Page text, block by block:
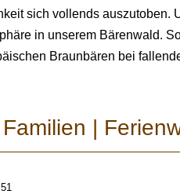
sich vollends auszutoben.
in unserem Bärenwald.
Braunbären bei
|